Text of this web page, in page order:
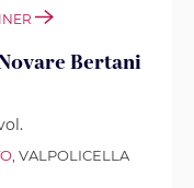
Bertani
, VALPOLICELLA